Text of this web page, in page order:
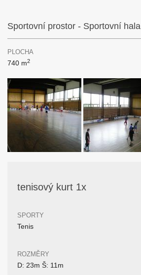
Sportovní prostor - Sportovní hala
PLOCHA
740 m2
tenisový kurt 1x
SPORTY
Tenis
ROZMĚRY
D: 23m Š: 11m